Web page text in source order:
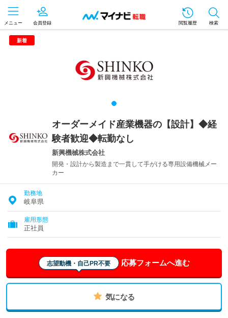
メニュー 会員登録 閲覧履歴 検索
新着
オーダーメイド産業機器の【設計】◆経
験者歓迎◆転勤なし
新興機械株式会社
開発・設計から製造まで一貫して手がける専用設備機械メー
カー
勤務地
岐阜県
雇用形態
正社員
志望動機・自己PR不要 応募フォームへ進む
気になる